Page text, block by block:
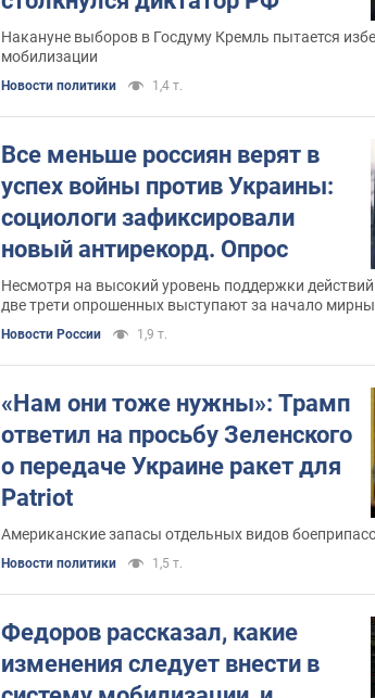
Накануне выборов в Госдуму Кремль пытается
мобилизации
Новости политики 1,4 т.
Все меньше россиян верят в
успех войны против Украины:
социологи зафиксировали
новый антирекорд. Опрос
Несмотря на высокий уровень поддержки
две трети опрошенных выступают за начало
Новости России 1,9 т.
«Нам они тоже нужны»: Трамп
ответил на просьбу Зеленского
о передаче Украине ракет для
Patriot
Американские запасы отдельных видов
Новости политики 1,5 т.
Федоров рассказал, какие
изменения следует внести в